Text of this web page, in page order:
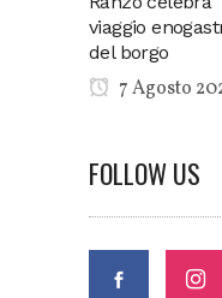
viaggio
del borgo
7 Agosto
FOLLOW US